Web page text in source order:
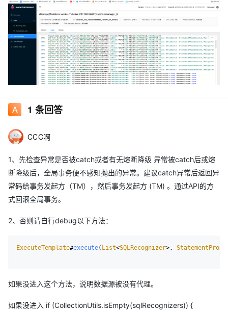
1 条回答
CCC啊
1、先检查异常是否被catch或者有无熔断降级 异常被catch后或熔
断降级后，全局事务便不感知抛出的异常。建议catch异常后返回异
常码给事务发起方（TM），然后事务发起方 (TM) 。通过API的方
式回滚全局事务。
2、否则请自行debug以下方法：
ExecuteTemplate#execute( List<SQLRecognizer>, StatementProxy
如果没进入这个方法，说明数据源被没有代理。
如果没进入 if (CollectionUtils.isEmpty(sqlRecognizers)) {